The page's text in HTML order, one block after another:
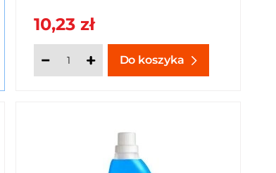
10,23 zł
Do koszyka